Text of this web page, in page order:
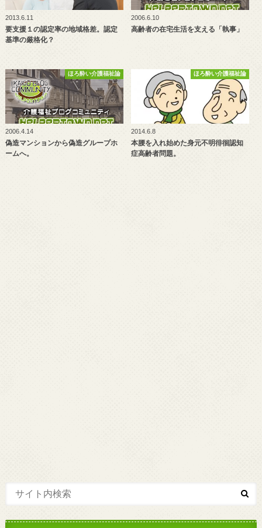
2013.6.11
要支援１の認定率の地域格差。認定
基準の厳格化？
2006.6.10
高齢者の在宅生活を支える「執事」
ほろ酔い介護福祉論
2006.4.14
偽造マンションから偽造グループホ
ームへ。
ほろ酔い介護福祉論
2014.6.8
本腰を入れ始めた身元不明徘徊認知
症高齢者問題。